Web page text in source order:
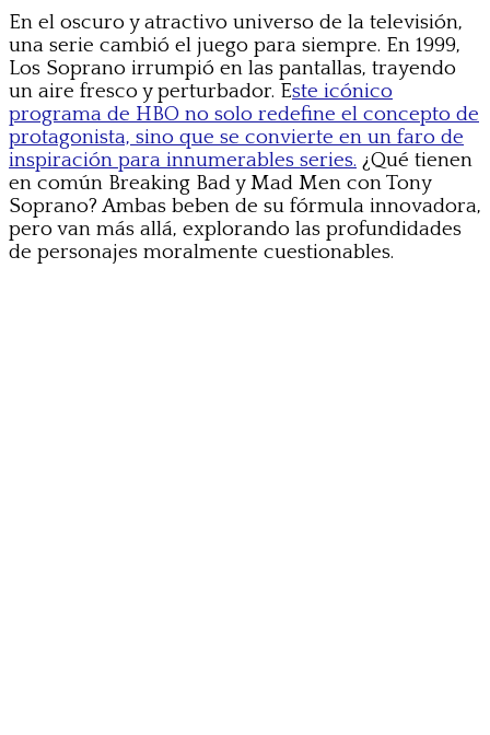
En el oscuro y atractivo universo de la televisión,
una serie cambió el juego para siempre. En 1999,
Los Soprano irrumpió en las pantallas, trayendo
un aire fresco y perturbador. Este icónico
programa de HBO no solo redefine el concepto de
protagonista, sino que se convierte en un faro de
inspiración para innumerables series. ¿Qué tienen
en común Breaking Bad y Mad Men con Tony
Soprano? Ambas beben de su fórmula innovadora,
pero van más allá, explorando las profundidades
de personajes moralmente cuestionables.